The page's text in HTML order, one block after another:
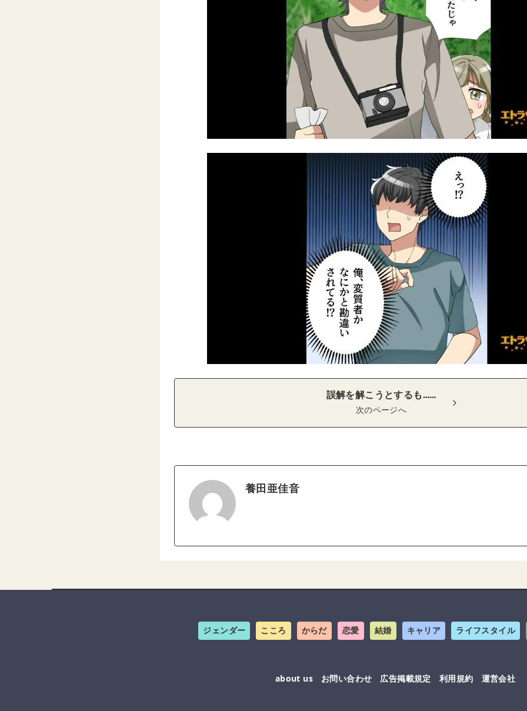
誤解を解こうとするも……
次のページへ
養田亜佳音
ジェンダー こころ からだ 恋愛 結婚 キャリア ライフスタイル
about us お問い合わせ 広告掲載規定 利用規約 運営会社